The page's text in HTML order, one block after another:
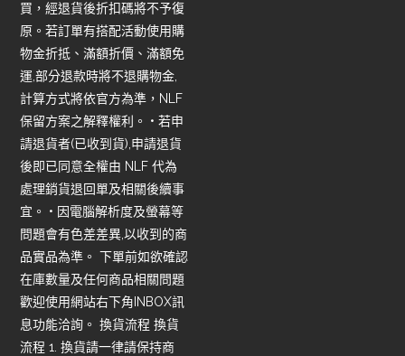
買，經退貨後折扣碼將不予復
原。若訂單有搭配活動使用購
物金折抵、滿額折價、滿額免
運,部分退款時將不退購物金,
計算方式將依官方為準，NLF
保留方案之解釋權利。 • 若申
請退貨者(已收到貨),申請退貨
後即已同意全權由 NLF 代為
處理銷貨退回單及相關後續事
宜。 • 因電腦解析度及螢幕等
問題會有色差差異,以收到的商
品實品為準。 下單前如欲確認
在庫數量及任何商品相關問題
歡迎使用網站右下角INBOX訊
息功能洽詢。 換貨流程 換貨
流程 1. 換貨請一律請保持商